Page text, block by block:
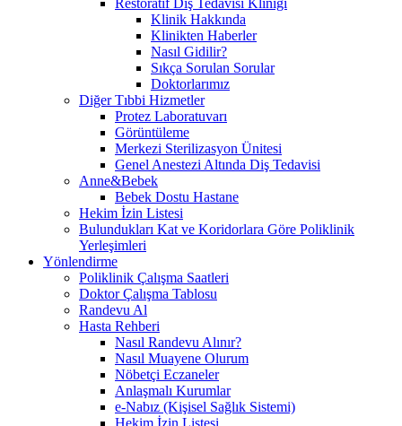
Klinik Hakkında
Klinikten Haberler
Nasıl Gidilir?
Sıkça Sorulan Sorular
Doktorlarımız
Diğer Tıbbi Hizmetler
Protez Laboratuvarı
Görüntüleme
Merkezi Sterilizasyon Ünitesi
Genel Anestezi Altında Diş Tedavisi
Anne&Bebek
Bebek Dostu Hastane
Hekim İzin Listesi
Bulundukları Kat ve Koridorlara Göre Poliklinik
Yerleşimleri
Yönlendirme
Poliklinik Çalışma Saatleri
Doktor Çalışma Tablosu
Randevu Al
Hasta Rehberi
Nasıl Randevu Alınır?
Nasıl Muayene Olurum
Nöbetçi Eczaneler
Anlaşmalı Kurumlar
e-Nabız (Kişisel Sağlık Sistemi)
Hekim İzin Listesi